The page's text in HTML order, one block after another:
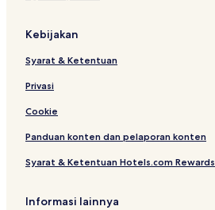
lt
e
l
Kebijakan
Syarat & Ketentuan
Privasi
Cookie
Panduan konten dan pelaporan konten
Syarat & Ketentuan Hotels.com Rewards
Informasi lainnya